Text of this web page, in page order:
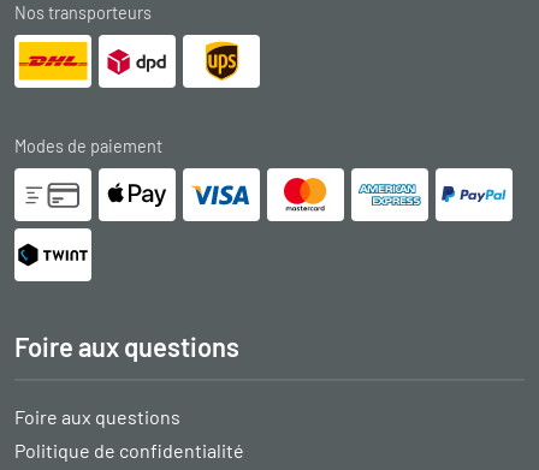
Nos transporteurs
Modes de paiement
Foire aux questions
Foire aux questions
Politique de confidentialité